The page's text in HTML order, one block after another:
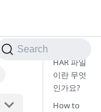
Search
HAR 파일
이란 무엇
인가요?
How to